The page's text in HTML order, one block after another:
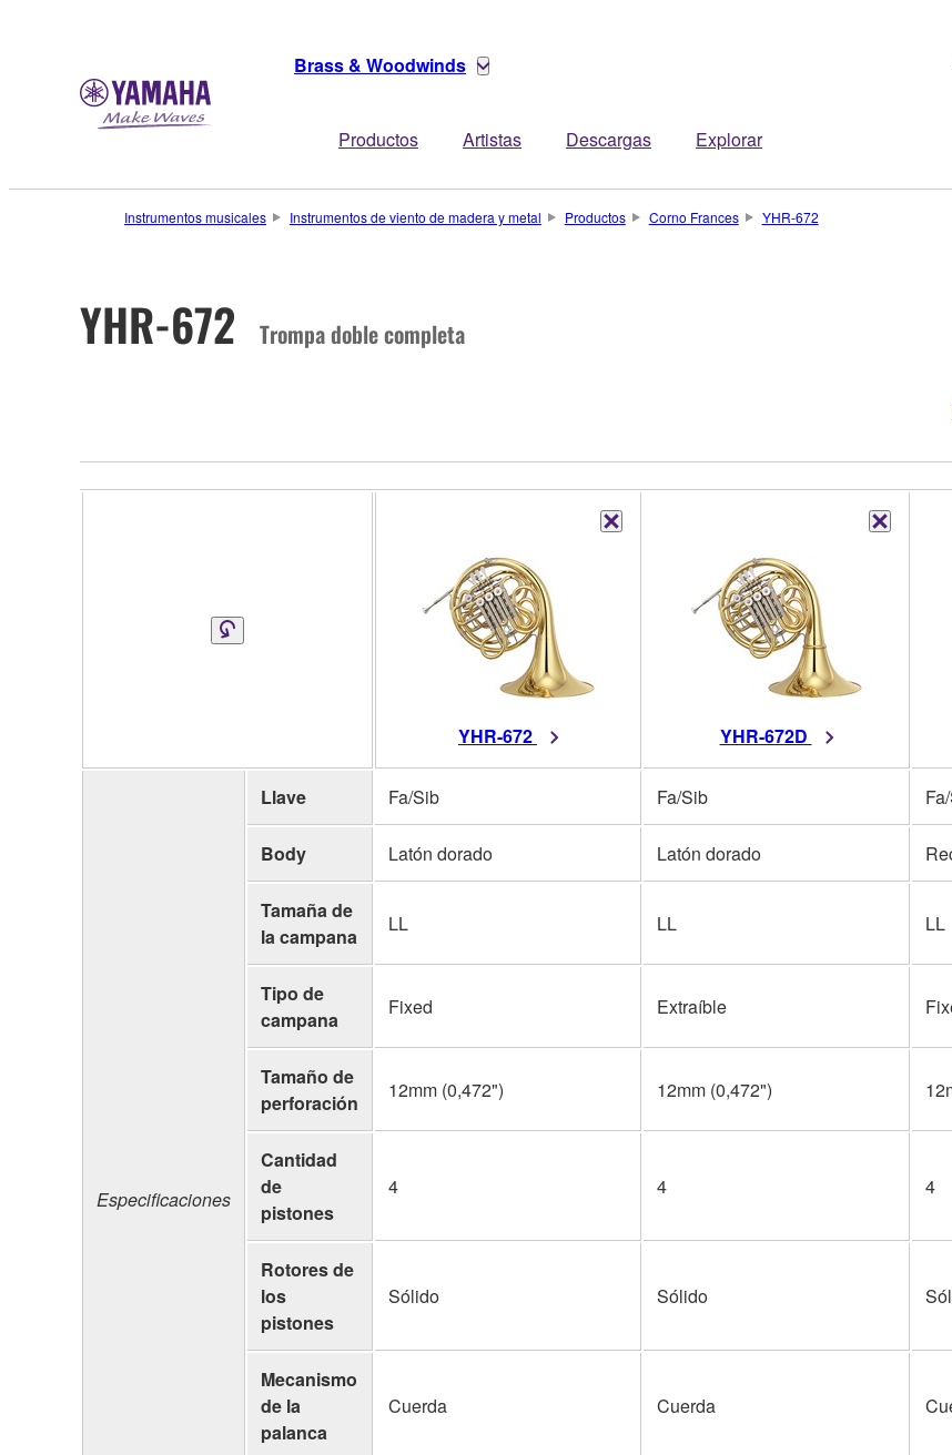
Brass & Woodwinds
Productos Artistas Descargas Explorar
Instrumentos musicales Instrumentos de viento de madera y metal Productos Corno Frances YHR-672
YHR-672 Trompa doble completa
YHR-672 YHR-672D
Especificaciones
Llave Fa/Sib Fa/Sib
Body Latón dorado Latón dorado
Tamaña de
la campana
LL LL LL
Tipo de
campana
Fixed Extraíble
Tamaño de
perforación
12mm (0,472") 12mm (0,472")
Cantidad
de
pistones
4 4 4
Rotores de
los
pistones
Sólido Sólido
Mecanismo
de la
palanca
Cuerda Cuerda